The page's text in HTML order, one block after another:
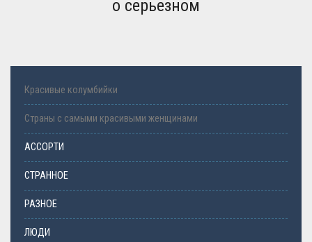
о серьезном
Красивые колумбийки
Страны с самыми красивыми женщинами
АССОРТИ
СТРАННОЕ
РАЗНОЕ
ЛЮДИ